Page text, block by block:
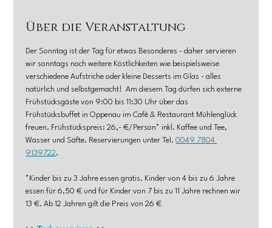
Über die Veranstaltung
Der Sonntag ist der Tag für etwas Besonderes - daher servieren
wir sonntags noch weitere Köstlichkeiten wie beispielsweise
verschiedene Aufstriche oder kleine Desserts im Glas - alles
natürlich und selbstgemacht!  Am diesem Tag dürfen sich externe
Frühstücksgäste von 9:00 bis 11:30 Uhr über das
Frühstücksbuffet in Oppenau im Café & Restaurant Mühlenglück
freuen. Frühstückspreis: 26,- €/Person* inkl. Kaffee und Tee,
Wasser und Säfte. Reservierungen unter Tel. 0049 7804
9139722.
*Kinder bis zu 3 Jahre essen gratis. Kinder von 4 bis zu 6 Jahre
essen für 6,50 € und für Kinder von 7 bis zu 11 Jahre rechnen wir
13 €. Ab 12 Jahren gilt die Preis von 26 €